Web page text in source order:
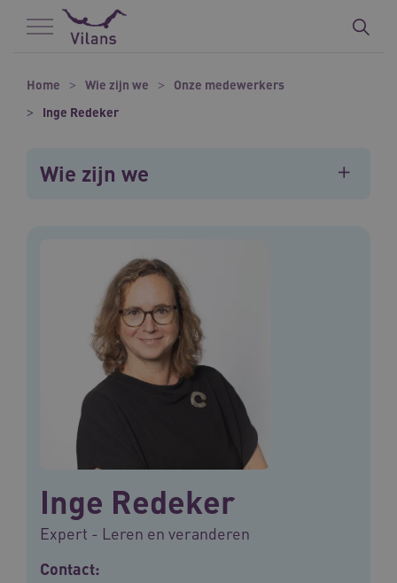
Naar hoofdinhoud
Naar footer
Home Wie zijn we
Onze medewerkers
Inge Redeker
Wie zijn we
Inge Redeker
Expert - Leren en veranderen
Contact: